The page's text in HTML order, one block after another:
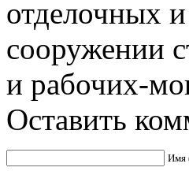
отделочных
сооружении
и рабочих-
Оставить
Имя